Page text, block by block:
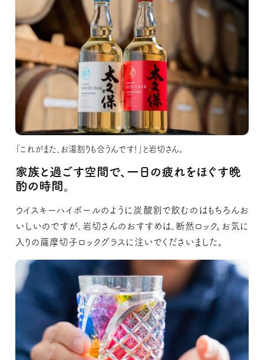
「これがまた、お湯割りも合うんです！」と岩切さん。
家族と過ごす空間で、一日の疲れをほぐす晩
酌の時間。
ウイスキーハイボールのように炭酸割で飲むのはもちろんお
いしいのですが、岩切さんのおすすめは、断然ロック。お気に
入りの薩摩切子ロックグラスに注いでくださいました。